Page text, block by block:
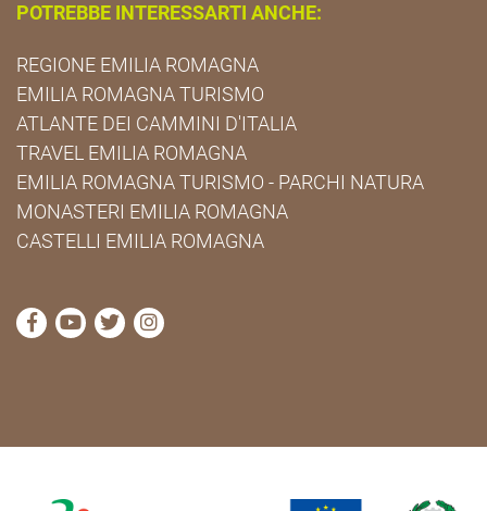
POTREBBE INTERESSARTI ANCHE:
REGIONE EMILIA ROMAGNA
EMILIA ROMAGNA TURISMO
ATLANTE DEI CAMMINI D'ITALIA
TRAVEL EMILIA ROMAGNA
EMILIA ROMAGNA TURISMO - PARCHI NATURA
MONASTERI EMILIA ROMAGNA
CASTELLI EMILIA ROMAGNA
visita la pagina Facebook di Cammini Emilia-
visita la pagina YouTube di Cammini Emilia-
visita la pagina Twitter di Cammini Emilia-
visita la pagina Instagram di Cammini